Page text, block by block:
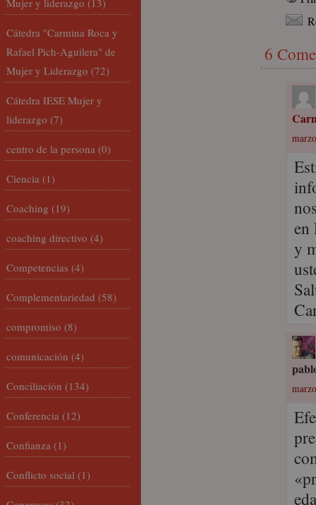
6
en
y
Mujer y liderazgo (13)
Cátedra "Carmina Roca y
Rafael Pich-Aguilera" de
Mujer y Liderazgo (72)
Cátedra IESE Mujer y
liderazgo (7)
centro de la persona (0)
Ciencia (1)
Coaching (19)
coaching directivo (4)
Competencias (4)
Complementariedad (58)
compromiso (8)
comunicación (4)
Conciliación (134)
Conferencia (12)
Confianza (1)
Conflicto social (1)